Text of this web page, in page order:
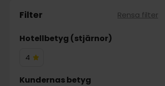
Filter Rensa filter
Hotellbetyg (stjärnor)
4
4
Kundernas betyg